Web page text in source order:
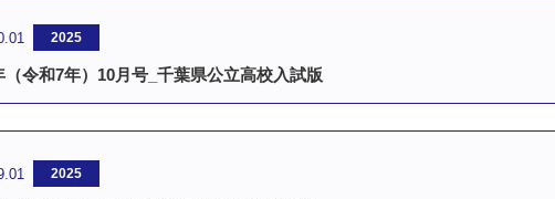
2025
（令和7年）10月号_千葉県公立高校入試版
2025